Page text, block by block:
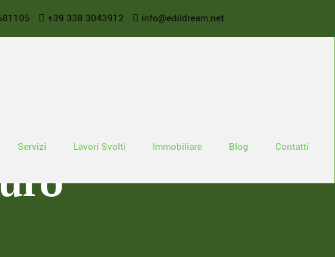
+39 338 3043912 info@edildream.net
Servizi Lavori Svolti Immobiliare Blog Contatti
interventi